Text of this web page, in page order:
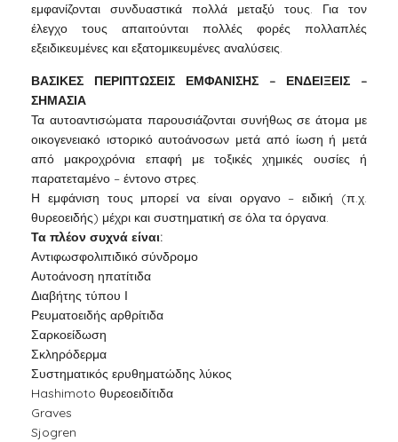
εμφανίζονται συνδυαστικά πολλά μεταξύ τους. Για τον
έλεγχο τους απαιτούνται πολλές φορές πολλαπλές
εξειδικευμένες και εξατομικευμένες αναλύσεις.
ΒΑΣΙΚΕΣ ΠΕΡΙΠΤΩΣΕΙΣ ΕΜΦΑΝΙΣΗΣ – ΕΝΔΕΙΞΕΙΣ –
ΣΗΜΑΣΙΑ
Τα αυτοαντισώματα παρουσιάζονται συνήθως σε άτομα με
οικογενειακό ιστορικό αυτοάνοσων μετά από ίωση ή μετά
από μακροχρόνια επαφή με τοξικές χημικές ουσίες ή
παρατεταμένο – έντονο στρες.
Η εμφάνιση τους μπορεί να είναι οργανο – ειδική (π.χ.
θυρεοειδής) μέχρι και συστηματική σε όλα τα όργανα.
Τα πλέον συχνά είναι:
Αντιφωσφολιπιδικό σύνδρομο
Αυτοάνοση ηπατίτιδα
Διαβήτης τύπου Ι
Ρευματοειδής αρθρίτιδα
Σαρκοείδωση
Σκληρόδερμα
Συστηματικός ερυθηματώδης λύκος
Hashimoto θυρεοειδίτιδα
Graves
Sjogren